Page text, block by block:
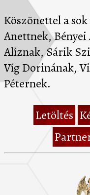
Köszönettel a
Anettnek,
Alíznak, Sárik
Víg Dorinának,
Péternek.
Letöltés